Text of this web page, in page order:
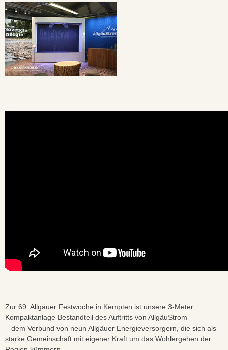
Zur 69. Allgäuer Festwoche in Kempten ist unsere 3-Meter
Kompaktanlage Bestandteil des Auftritts von AllgäuStrom
– dem Verbund von neun Allgäuer Energieversorgern, die sich als
starke Gemeinschaft mit eigener Kraft um das Wohlergehen der